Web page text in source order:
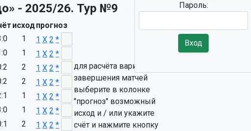
Пароль:
Вход
- 2025/26. Тур №9
исходпрогноз
1 1 X 2 *
для расчёта вариантов
завершения матчей
выберите в колонке
"прогноз" возможный
исход и / или укажите
счёт и нажмите кнопку
1 1 X 2 *
2 1 X 2 *
2 1 X 2 *
1 1 X 2 *
1 1 X 2 *
2 1 X 2 *